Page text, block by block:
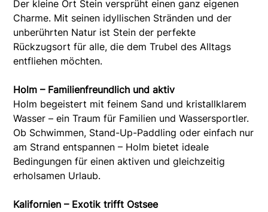
Der kleine Ort Stein versprüht einen ganz eigenen
Charme. Mit seinen idyllischen Stränden und der
unberührten Natur ist Stein der perfekte
Rückzugsort für alle, die dem Trubel des Alltags
entfliehen möchten.
Holm – Familienfreundlich und aktiv
Holm begeistert mit feinem Sand und kristallklarem
Wasser – ein Traum für Familien und Wassersportler.
Ob Schwimmen, Stand-Up-Paddling oder einfach nur
am Strand entspannen – Holm bietet ideale
Bedingungen für einen aktiven und gleichzeitig
erholsamen Urlaub.
Kalifornien – Exotik trifft Ostsee